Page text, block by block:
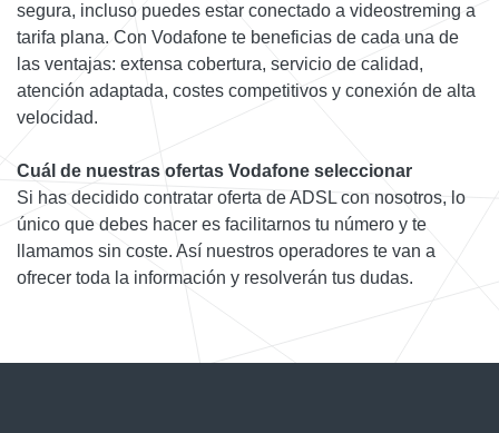
segura, incluso puedes estar conectado a videostreming a
tarifa plana. Con Vodafone te beneficias de cada una de
las ventajas: extensa cobertura, servicio de calidad,
atención adaptada, costes competitivos y conexión de alta
velocidad.
Cuál de nuestras ofertas Vodafone seleccionar
Si has decidido contratar oferta de ADSL con nosotros, lo
único que debes hacer es facilitarnos tu número y te
llamamos sin coste. Así nuestros operadores te van a
ofrecer toda la información y resolverán tus dudas.